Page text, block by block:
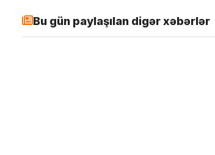
Bu gün paylaşılan digər xəbərlər